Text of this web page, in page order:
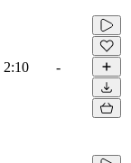
2:10 -